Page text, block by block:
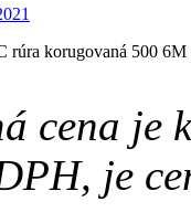
rúra korugovaná 500 6M
cena je
je